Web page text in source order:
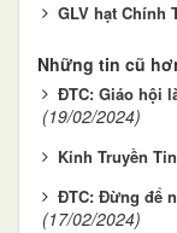
GLV hạt Chính
Những tin cũ
ĐTC: Giáo hội
(19/02/2024)
Kinh Truyền
ĐTC: Đừng để
(17/02/2024)